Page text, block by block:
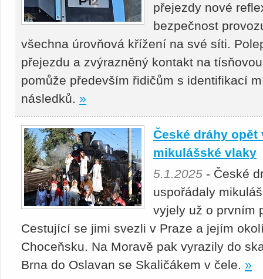
přejezdy nové
bezpečnost
všechna úrovňová křížení na své síti.
přejezdu a zvýrazněný kontakt na
pomůže především řidičům s identifikací
následků. »
České dráhy
mikulášské vlaky
5.1.2025 - České
uspořádaly
vyjely už o prvním
Cestující se jimi svezli v Praze a jejím
Choceňsku. Na Moravě pak vyrazily do
Brna do Oslavan se Skaličákem v čele. »